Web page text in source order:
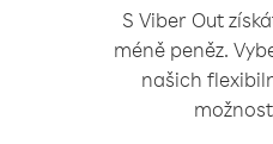
S Viber Out
méně peněz.
našich